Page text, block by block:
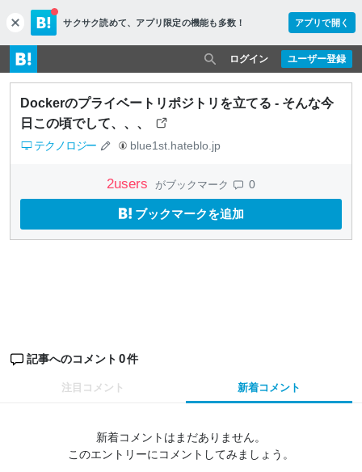
c
l
o
s
e
サクサク読めて、 アプリ限定の機能も多数！ アプリで開く
ユーザー登録
ログイン
Dockerのプライベートリポジトリを立てる - そんな今
日この頃でして、、、
テクノロジー blue1st.hateblo.jp
2users がブックマーク 0
ブックマークを追加
記事へのコメント 0件
注目コメント 新着コメント
新着コメントはまだありません。
このエントリーにコメントしてみましょう。